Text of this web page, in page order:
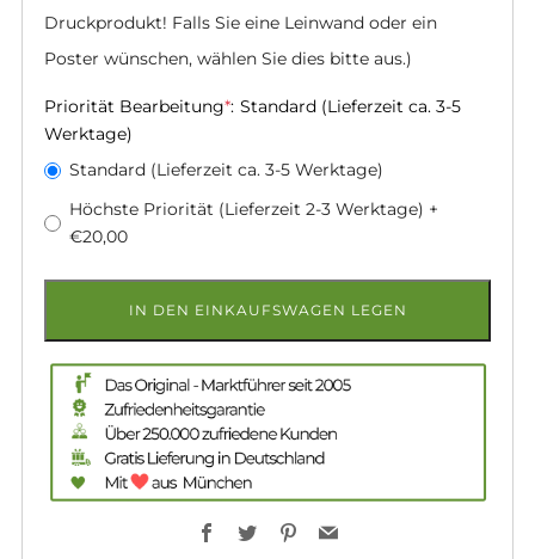
Druckprodukt! Falls Sie eine Leinwand oder ein
Poster wünschen, wählen Sie dies bitte aus.)
Priorität Bearbeitung*: Standard (Lieferzeit ca. 3-5
Werktage)
Standard (Lieferzeit ca. 3-5 Werktage)
Höchste Priorität (Lieferzeit 2-3 Werktage) +
€20,00
IN DEN EINKAUFSWAGEN LEGEN
Facebook
TwitterPinterest